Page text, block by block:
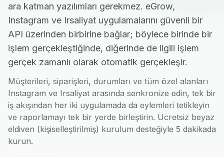
ara katman yazılımları gerekmez. eGrow,
Instagram ve Irsaliyat uygulamalarını güvenli bir
API üzerinden birbirine bağlar; böylece birinde bir
işlem gerçekleştiğinde, diğerinde de ilgili işlem
gerçek zamanlı olarak otomatik gerçekleşir.
Müşterileri, siparişleri, durumları ve tüm özel alanları
Instagram ve Irsaliyat arasında senkronize edin, tek bir
iş akışından her iki uygulamada da eylemleri tetikleyin
ve raporlamayı tek bir yerde birleştirin. Ücretsiz beyaz
eldiven (kişiselleştirilmiş) kurulum desteğiyle 5 dakikada
kurun.